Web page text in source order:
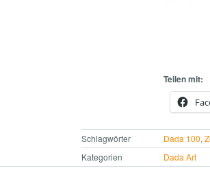
Teilen mit:
Schlagwörter Dada 100,
Kategorien
Dada Art